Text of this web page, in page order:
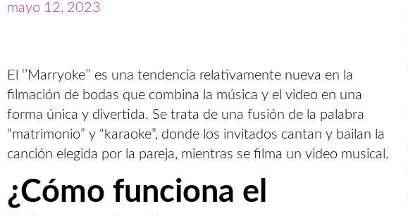
mayo 12, 2023
El ‘’Marryoke’’ es una tendencia relativamente nueva en la
filmación de bodas que combina la música y el video en una
forma única y divertida. Se trata de una fusión de la palabra
“matrimonio” y “karaoke”, donde los invitados cantan y bailan la
canción elegida por la pareja, mientras se filma un video musical.
¿Cómo funciona el